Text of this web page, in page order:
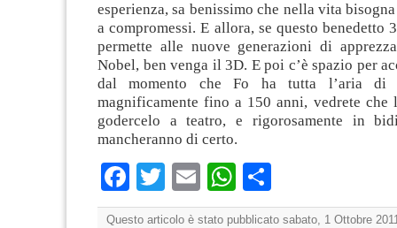
esperienza, sa benissimo che nella vita
a compromessi. E allora, se questo
permette alle nuove generazioni di
Nobel, ben venga il 3D. E poi c’è spazio per
dal momento che Fo ha tutta l’aria di
magnificamente fino a 150 anni, vedrete che
godercelo a teatro, e rigorosamente in
mancheranno di certo.
Facebook
TwitterEmailWhatsApp
Questo articolo è stato pubblicato sabato, 1 Ottobre